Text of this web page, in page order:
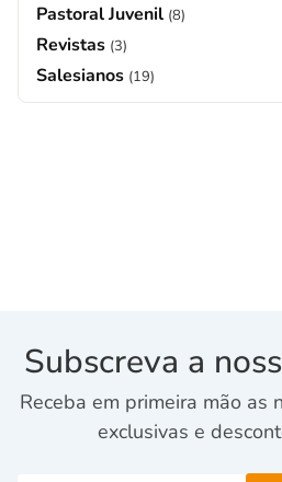
Pastoral Juvenil (8)
Revistas (3)
Salesianos (19)
Subscreva a
Receba em primeira mão as
exclusivas e